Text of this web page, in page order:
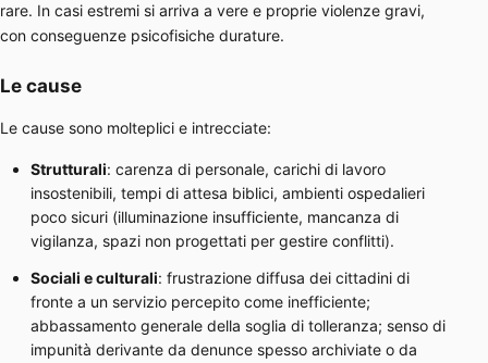
rare. In casi estremi si arriva a vere e proprie violenze gravi,
con conseguenze psicofisiche durature.
Le cause
Le cause sono molteplici e intrecciate:
Strutturali: carenza di personale, carichi di lavoro
insostenibili, tempi di attesa biblici, ambienti ospedalieri
poco sicuri (illuminazione insufficiente, mancanza di
vigilanza, spazi non progettati per gestire conflitti).
Sociali e culturali: frustrazione diffusa dei cittadini di
fronte a un servizio percepito come inefficiente;
abbassamento generale della soglia di tolleranza; senso di
impunità derivante da denunce spesso archiviate o da